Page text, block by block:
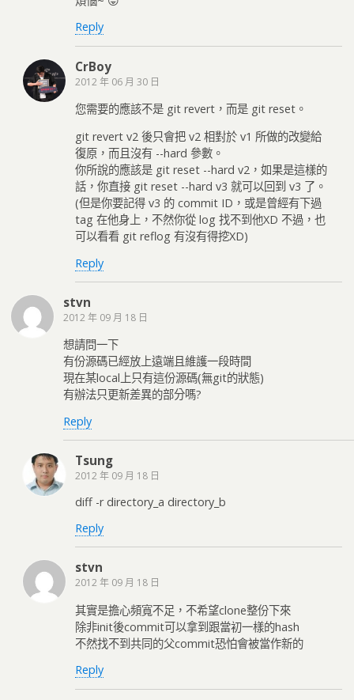
Reply
CrBoy
2012 年 06 月 30 日
您需要的應該不是 git revert，而是 git reset。
git revert v2 後只會把 v2 相對於 v1 所做的改變給
復原，而且沒有 --hard 參數。
你所說的應該是 git reset --hard v2，如果是這樣的
話，你直接 git reset --hard v3 就可以回到 v3 了。
(但是你要記得 v3 的 commit ID，或是曾經有下過
tag 在他身上，不然你從 log 找不到他XD 不過，也
可以看看 git reflog 有沒有得挖XD)
Reply
stvn
2012 年 09 月 18 日
想請問一下
有份源碼已經放上遠端且維護一段時間
現在某local上只有這份源碼(無git的狀態)
有辦法只更新差異的部分嗎?
Reply
Tsung
2012 年 09 月 18 日
diff -r directory_a directory_b
Reply
stvn
2012 年 09 月 18 日
其實是擔心頻寬不足，不希望clone整份下來
除非init後commit可以拿到跟當初一樣的hash
不然找不到共同的父commit恐怕會被當作新的
Reply